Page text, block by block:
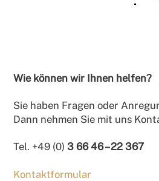
Wie können wir Ihnen helfen?
Sie haben Fragen oder
Dann nehmen Sie mit uns
Tel. +49 (0)3 66 46 – 22 367
Kontaktformular